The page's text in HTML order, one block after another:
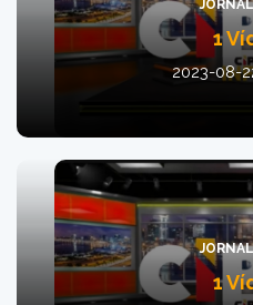
1
2023-08-
1